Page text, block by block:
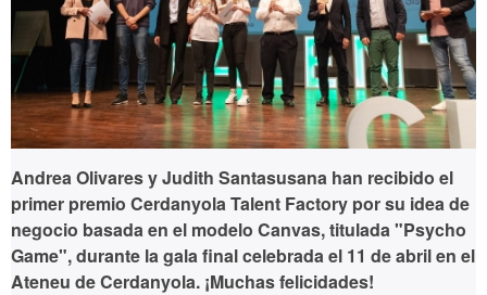
Andrea Olivares y Judith Santasusana han recibido el
primer premio Cerdanyola Talent Factory por su idea de
negocio basada en el modelo Canvas, titulada "Psycho
Game", durante la gala final celebrada el 11 de abril en el
Ateneu de Cerdanyola. ¡Muchas felicidades!